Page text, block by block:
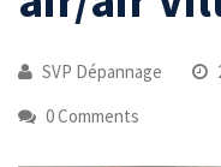
SVP Dépannage
0 Comments